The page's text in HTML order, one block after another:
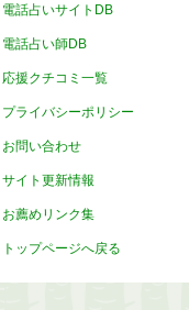
電話占いサイトDB
電話占い師DB
応援クチコミ一覧
プライバシーポリシー
お問い合わせ
サイト更新情報
お薦めリンク集
トップページへ戻る